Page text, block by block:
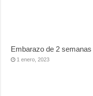
Embarazo de 2 semanas
1 enero, 2023